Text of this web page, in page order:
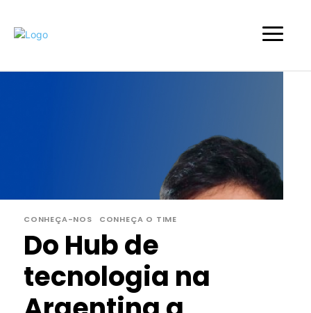
CONHEÇA-NOS CONHEÇA O TIME
Do Hub de
tecnologia na